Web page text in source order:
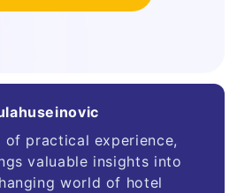
of practical experience,
valuable insights into
world of hotel